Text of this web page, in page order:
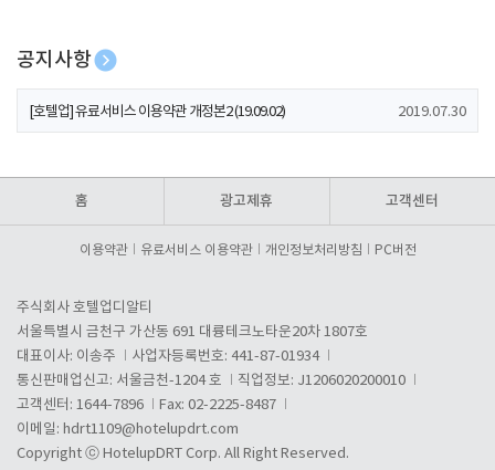
공지사항
[호텔업] 개인정보 처리방침 개정본1 (19.09.02)
[호텔업] 유료서비스 이용약관 개정본2 (19.09.02) 2019.07.30
홈 광고제휴 고객센터
이용약관 유료서비스 이용약관 개인정보처리방침 PC버전
주식회사 호텔업디알티
서울특별시 금천구 가산동 691 대륭테크노타운20차 1807호
대표이사: 이송주
사업자등록번호: 441-87-01934
통신판매업신고: 서울금천-1204 호
직업정보: J1206020200010
고객센터: 1644-7896
Fax: 02-2225-8487
이메일: hdrt1109@hotelupdrt.com
Copyright ⓒ HotelupDRT Corp. All Right Reserved.